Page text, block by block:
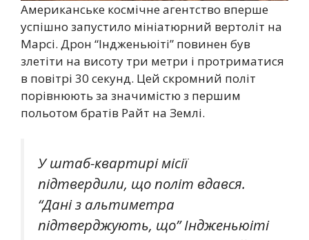
Американське космічне агентство вперше
успішно запустило мініатюрний вертоліт на
Марсі. Дрон “Індженьюіті” повинен був
злетіти на висоту три метри і протриматися
в повітрі 30 секунд. Цей скромний політ
порівнюють за значимістю з першим
польотом братів Райт на Землі.
У штаб-квартирі місії
підтвердили, що політ вдався.
“Дані з альтиметра
підтверджують, що” Індженьюіті